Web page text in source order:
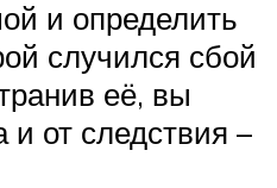
и определить
случился сбой
её, вы
и от следствия –